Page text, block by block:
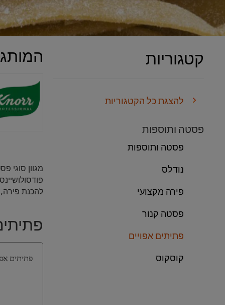
קטגוריות
להצגת כל הקטגוריות
פסטה ותוספות
פסטה ותוספות
נודלס
פירה מקצועי
פסטה קנור
פתיתים אפויים
קוסקוס
מגוון סוגי
להכנת
פתיתים